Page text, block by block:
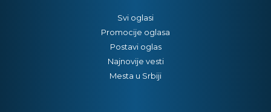
Svi oglasi
Promocije oglasa
Postavi oglas
Najnovije vesti
Mesta u Srbiji